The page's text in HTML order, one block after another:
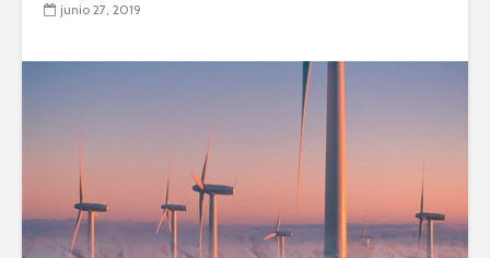
junio 27, 2019